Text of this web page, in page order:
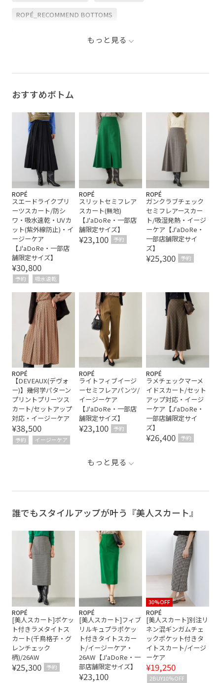
ROPÉ_RECOMMEND BOTTOMS
オフィスカジュアル カジュアル カットソー
コーディネートを格上げ
タイトスカート トップス ニット
ニットカットソー ハイウエスト バックスリット
ブラウス ポケット付き 上品
別注アイテム 動きやすい 女性らしさ 定番
布帛 幅広 快適 快適な着心地 普段使い
活躍する一着 滑らかな手触り 美シルエット
脚長効果 自宅で洗える 薄手 透け感 高級感
もっと見る
おすすめボトム
ROPÉ
スエードライクプリ
ーツスカート/防シ
ワ・吸水速乾・UVカ
ット(紫外線防止)・イ
ージーケア
【J'aDoRe・一部店
舗限定サイズ】
¥30,800
予約 吸水速乾
ROPÉ
スリットセミフレア
スカート(無地)
【J'aDoRe・一部店
舗限定サイズ】
¥23,100 予約
ROPÉ
ガンクラブチェック
セミフレアースカー
ト/吸湿発熱・イージ
ーケア【J'aDoRe・
一部店舗限定サイ
ズ】
¥25,300 予約
ROPÉ
【DEVEAUX(デヴォ
ー)】幾何学パターン
プリントプリーツス
カート/セットアップ
対応・イージーケア
¥38,500
予約 イージーケア
ROPÉ
ライトフィブイージ
ーセミフレアパンツ/
イージーケア
【J'aDoRe・一部店
舗限定サイズ】
¥23,100 予約
ROPÉ
ラメチェックマーメ
イドスカート/セット
アップ対応・イージ
ーケア【J'aDoRe・
一部店舗限定サイ
ズ】
¥26,400 予約
もっと見る
誰でもスタイルアップが叶う『美人スカート』
ROPÉ
[美人スカート]ポケッ
ト付きラメタイトス
カート(千鳥格子・グ
レンチェック
柄)/26AW
¥25,300 予約
ROPÉ
[美人スカート]フィブ
リルキュプラポケッ
ト付きタイトスカー
ト/イージーケア・
26AW【J'aDoRe・一
部店舗限定サイズ】
¥23,100
30%OFF
ROPÉ
[美人スカート]別注リ
ネン混ギンガムチェ
ックポケット付きタ
イトスカート/イージ
ーケア
¥19,250
2BUY10%OFF